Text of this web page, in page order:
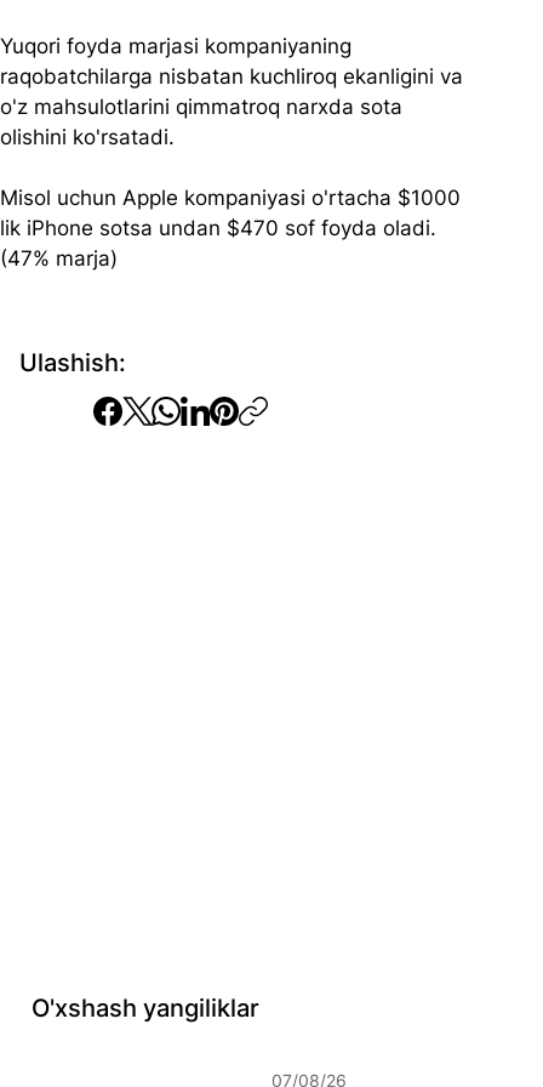
Ulashish:
Yuqori foyda marjasi kompaniyaning
raqobatchilarga nisbatan kuchliroq ekanligini va
o'z mahsulotlarini qimmatroq narxda sota
olishini ko'rsatadi.
Misol uchun Apple kompaniyasi o'rtacha $1000
lik iPhone sotsa undan $470 sof foyda oladi.
(47% marja)
O'xshash yangiliklar
07/08/26